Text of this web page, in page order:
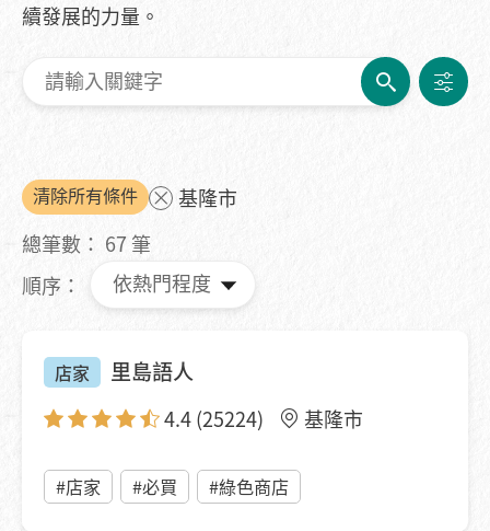
續發展的力量。
清除所有條件
基隆市
總筆數： 67筆
順序：
店家 里島語人
4.4(25224) 基隆市
#店家 #必買 #綠色商店